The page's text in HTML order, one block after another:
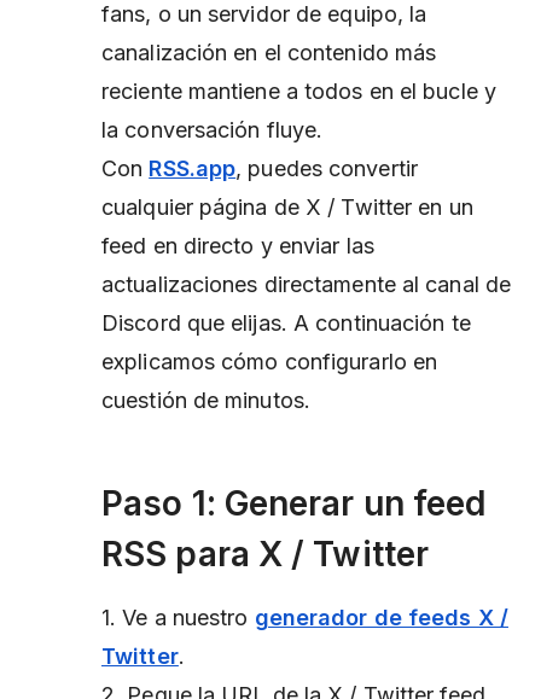
fans, o un servidor de equipo, la
canalización en el contenido más
reciente mantiene a todos en el bucle y
la conversación fluye.
Con RSS.app, puedes convertir
cualquier página de X / Twitter en un
feed en directo y enviar las
actualizaciones directamente al canal de
Discord que elijas. A continuación te
explicamos cómo configurarlo en
cuestión de minutos.
Paso 1: Generar un feed
RSS para X / Twitter
1. Ve a nuestro generador de feeds X /
Twitter.